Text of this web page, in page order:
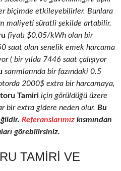
biçimde etkileyebilirler. Bunlara
maliyeti süratli şekilde artabilir.
fiyatı $0.05/kWh olan bir
saat olan senelik emek harcama
( bir yılda 7446 saat çalışıyor
sarımlarında bir fazındaki 0.5
2000$ extra bir harcamaya,
Tamiri için görüldüğü üzere
bir extra gidere neden olur. Bu
Referanslarımız kısmından
görebilirsiniz.
TAMIRI VE